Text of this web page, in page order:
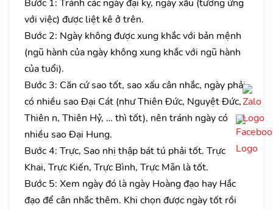
Bước 1: Tránh các ngày đại kỵ, ngày xấu (tương ứng
với việc) được liệt kê ở trên.
Bước 2: Ngày không được xung khắc với bản mệnh
(ngũ hành của ngày không xung khắc với ngũ hành
của tuổi).
Bước 3: Căn cứ sao tốt, sao xấu cân nhắc, ngày phải
có nhiều sao Đại Cát (như Thiên Đức, Nguyệt Đức,
Thiên n, Thiên Hỷ, … thì tốt), nên tránh ngày có
nhiều sao Đại Hung.
Bước 4: Trực, Sao nhị thập bát tú phải tốt. Trực
Khai, Trực Kiến, Trực Bình, Trực Mãn là tốt.
Bước 5: Xem ngày đó là ngày Hoàng đạo hay Hắc
đạo để cân nhắc thêm. Khi chọn được ngày tốt rồi